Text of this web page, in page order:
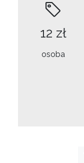
12 zł
osoba